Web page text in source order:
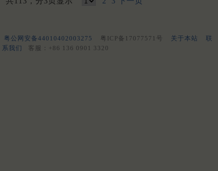
粤公网安备44010402003275 粤ICP备17077571号 关于本站
联
系我们
客服：+86 136 0901 3320